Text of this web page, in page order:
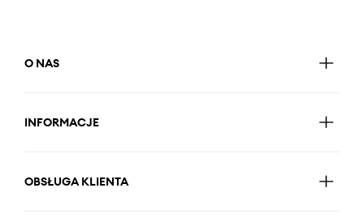
O NAS
INFORMACJE
OBSŁUGA KLIENTA